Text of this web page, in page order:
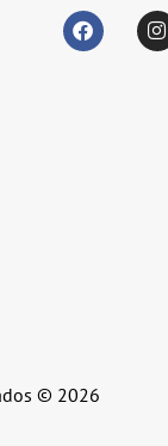
© 2026